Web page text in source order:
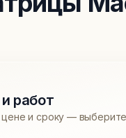
работ
и сроку —